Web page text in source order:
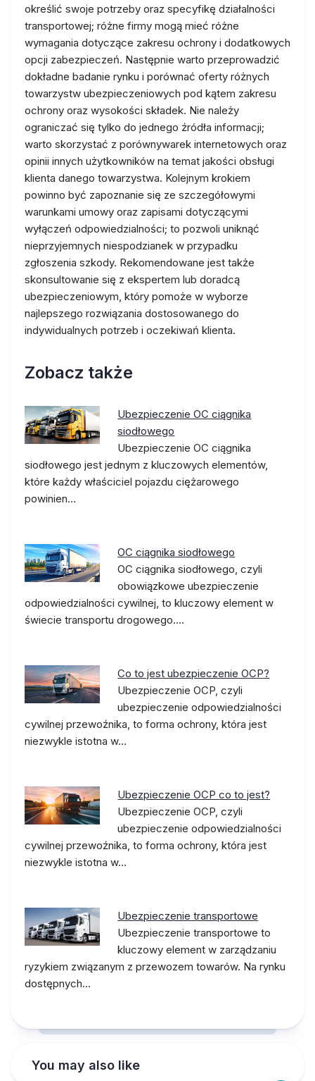
określić swoje potrzeby oraz specyfikę działalności
transportowej; różne firmy mogą mieć różne
wymagania dotyczące zakresu ochrony i dodatkowych
opcji zabezpieczeń. Następnie warto przeprowadzić
dokładne badanie rynku i porównać oferty różnych
towarzystw ubezpieczeniowych pod kątem zakresu
ochrony oraz wysokości składek. Nie należy
ograniczać się tylko do jednego źródła informacji;
warto skorzystać z porównywarek internetowych oraz
opinii innych użytkowników na temat jakości obsługi
klienta danego towarzystwa. Kolejnym krokiem
powinno być zapoznanie się ze szczegółowymi
warunkami umowy oraz zapisami dotyczącymi
wyłączeń odpowiedzialności; to pozwoli uniknąć
nieprzyjemnych niespodzianek w przypadku
zgłoszenia szkody. Rekomendowane jest także
skonsultowanie się z ekspertem lub doradcą
ubezpieczeniowym, który pomoże w wyborze
najlepszego rozwiązania dostosowanego do
indywidualnych potrzeb i oczekiwań klienta.
Zobacz także
Ubezpieczenie OC ciągnika
siodłowego
Ubezpieczenie OC ciągnika
siodłowego jest jednym z kluczowych elementów,
które każdy właściciel pojazdu ciężarowego
powinien…
OC ciągnika siodłowego
OC ciągnika siodłowego, czyli
obowiązkowe ubezpieczenie
odpowiedzialności cywilnej, to kluczowy element w
świecie transportu drogowego.…
Co to jest ubezpieczenie OCP?
Ubezpieczenie OCP, czyli
ubezpieczenie odpowiedzialności
cywilnej przewoźnika, to forma ochrony, która jest
niezwykle istotna w…
Ubezpieczenie OCP co to jest?
Ubezpieczenie OCP, czyli
ubezpieczenie odpowiedzialności
cywilnej przewoźnika, to forma ochrony, która jest
niezwykle istotna w…
Ubezpieczenie transportowe
Ubezpieczenie transportowe to
kluczowy element w zarządzaniu
ryzykiem związanym z przewozem towarów. Na rynku
dostępnych…
You may also like